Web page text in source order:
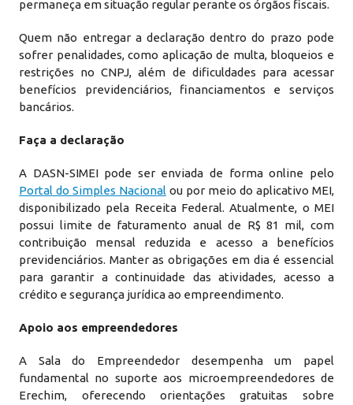
permaneça em situação regular perante os órgãos fiscais.
Quem não entregar a declaração dentro do prazo pode
sofrer penalidades, como aplicação de multa, bloqueios e
restrições no CNPJ, além de dificuldades para acessar
benefícios previdenciários, financiamentos e serviços
bancários.
Faça a declaração
A DASN-SIMEI pode ser enviada de forma online pelo
Portal do Simples Nacional ou por meio do aplicativo MEI,
disponibilizado pela Receita Federal. Atualmente, o MEI
possui limite de faturamento anual de R$ 81 mil, com
contribuição mensal reduzida e acesso a benefícios
previdenciários. Manter as obrigações em dia é essencial
para garantir a continuidade das atividades, acesso a
crédito e segurança jurídica ao empreendimento.
Apoio aos empreendedores
A Sala do Empreendedor desempenha um papel
fundamental no suporte aos microempreendedores de
Erechim, oferecendo orientações gratuitas sobre